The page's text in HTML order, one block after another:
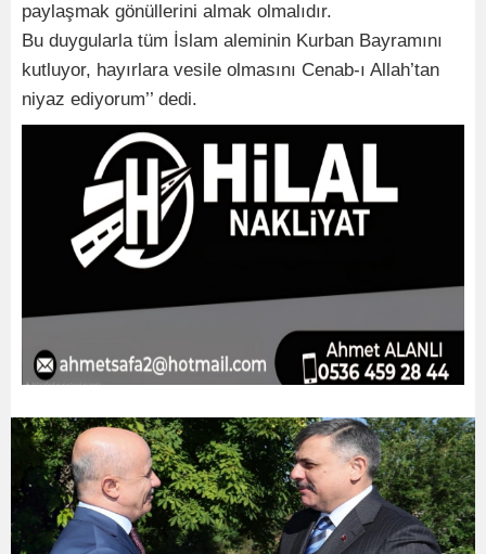
paylaşmak gönüllerini almak olmalıdır.
Bu duygularla tüm İslam aleminin Kurban Bayramını
kutluyor, hayırlara vesile olmasını Cenab-ı Allah’tan
niyaz ediyorum’’ dedi.